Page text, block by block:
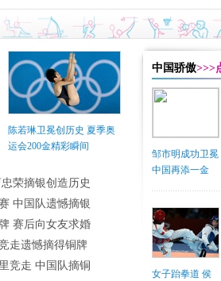
陈若琳卫冕创历史 夏季奥
运会200金精彩瞬间
荣摘银创造历史
中国队遗憾摘银
赛后向女友求婚
走遗憾摘得铜牌
竞走 中国队摘铜
中国骄傲>>>
邹市明成功卫冕
中国再添一金
女子跆拳道 侯